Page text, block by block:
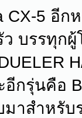
CX-5 อีก
บรรทุก
อีกรุ่นคือ
าสำหรับ